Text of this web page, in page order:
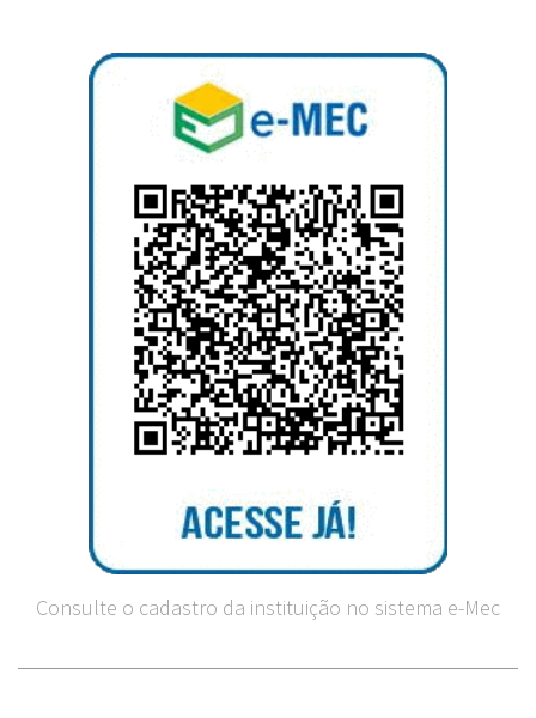
Consulte o cadastro da instituição no sistema e-Mec